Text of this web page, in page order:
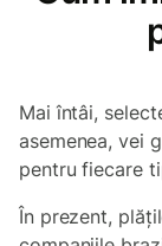
Mai întâi,
asemenea, vei
pentru fiecare
În prezent,